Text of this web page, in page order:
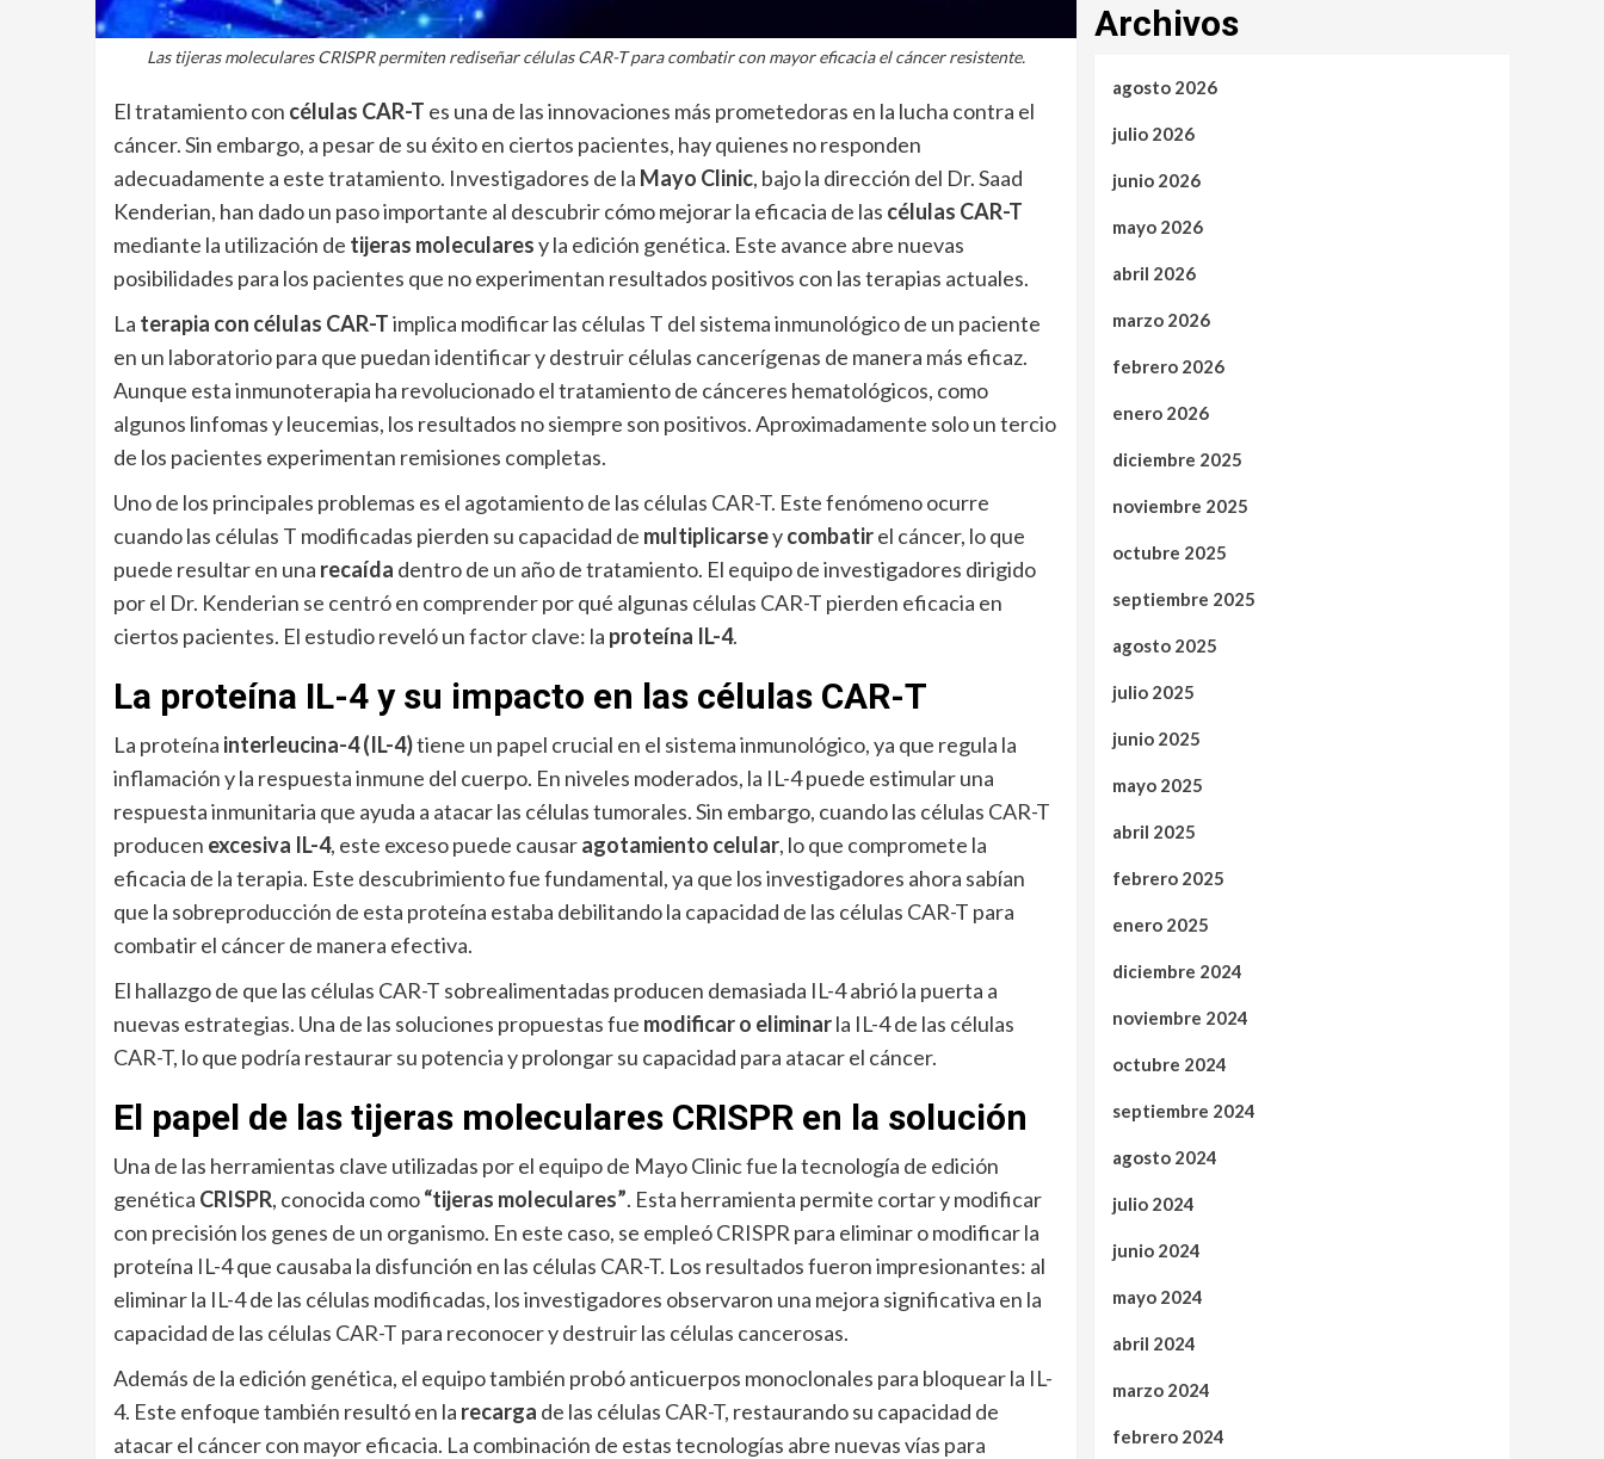
Las tijeras moleculares CRISPR permiten rediseñar células CAR-T para combatir con mayor eficacia el cáncer resistente.
El tratamiento con células CAR-T es una de las innovaciones más prometedoras en la lucha contra el
cáncer. Sin embargo, a pesar de su éxito en ciertos pacientes, hay quienes no responden
adecuadamente a este tratamiento. Investigadores de la Mayo Clinic, bajo la dirección del Dr. Saad
Kenderian, han dado un paso importante al descubrir cómo mejorar la eficacia de las células CAR-T
mediante la utilización de tijeras molecularesy la edición genética. Este avance abre nuevas
posibilidades para los pacientes que no experimentan resultados positivos con las terapias actuales.
La terapia con células CAR-Timplica modificar las células T del sistema inmunológico de un paciente
en un laboratorio para que puedan identificar y destruir células cancerígenas de manera más eficaz.
Aunque esta inmunoterapia ha revolucionado el tratamiento de cánceres hematológicos, como
algunos linfomas y leucemias, los resultados no siempre son positivos. Aproximadamente solo un tercio
de los pacientes experimentan remisiones completas.
Uno de los principales problemas es el agotamiento de las células CAR-T. Este fenómeno ocurre
cuando las células T modificadas pierden su capacidad de multiplicarseycombatirel cáncer, lo que
puede resultar en una recaída dentro de un año de tratamiento. El equipo de investigadores dirigido
por el Dr. Kenderian se centró en comprender por qué algunas células CAR-T pierden eficacia en
ciertos pacientes. El estudio reveló un factor clave: la proteína IL-4.
La proteína IL-4 y su impacto en las células CAR-T
La proteína interleucina-4 (IL-4)tiene un papel crucial en el sistema inmunológico, ya que regula la
inflamación y la respuesta inmune del cuerpo. En niveles moderados, la IL-4 puede estimular una
respuesta inmunitaria que ayuda a atacar las células tumorales. Sin embargo, cuando las células CAR-T
producen excesiva IL-4, este exceso puede causaragotamiento celular, lo que compromete la
eficacia de la terapia. Este descubrimiento fue fundamental, ya que los investigadores ahora sabían
que la sobreproducción de esta proteína estaba debilitando la capacidad de las células CAR-T para
combatir el cáncer de manera efectiva.
El hallazgo de que las células CAR-T sobrealimentadas producen demasiada IL-4 abrió la puerta a
nuevas estrategias. Una de las soluciones propuestas fue modificar o eliminarla IL-4 de las células
CAR-T, lo que podría restaurar su potencia y prolongar su capacidad para atacar el cáncer.
El papel de las tijeras moleculares CRISPR en la solución
Una de las herramientas clave utilizadas por el equipo de Mayo Clinic fue la tecnología de edición
genética CRISPR, conocida como“tijeras moleculares”. Esta herramienta permite cortar y modificar
con precisión los genes de un organismo. En este caso, se empleó CRISPR para eliminar o modificar la
proteína IL-4 que causaba la disfunción en las células CAR-T. Los resultados fueron impresionantes: al
eliminar la IL-4 de las células modificadas, los investigadores observaron una mejora significativa en la
capacidad de las células CAR-T para reconocer y destruir las células cancerosas.
Además de la edición genética, el equipo también probó anticuerpos monoclonales para bloquear la IL-
4. Este enfoque también resultó en la recarga de las células CAR-T, restaurando su capacidad de
atacar el cáncer con mayor eficacia. La combinación de estas tecnologías abre nuevas vías para
Archivos
agosto 2026
julio 2026
junio 2026
mayo 2026
abril 2026
marzo 2026
febrero 2026
enero 2026
diciembre 2025
noviembre 2025
octubre 2025
septiembre 2025
agosto 2025
julio 2025
junio 2025
mayo 2025
abril 2025
febrero 2025
enero 2025
diciembre 2024
noviembre 2024
octubre 2024
septiembre 2024
agosto 2024
julio 2024
junio 2024
mayo 2024
abril 2024
marzo 2024
febrero 2024